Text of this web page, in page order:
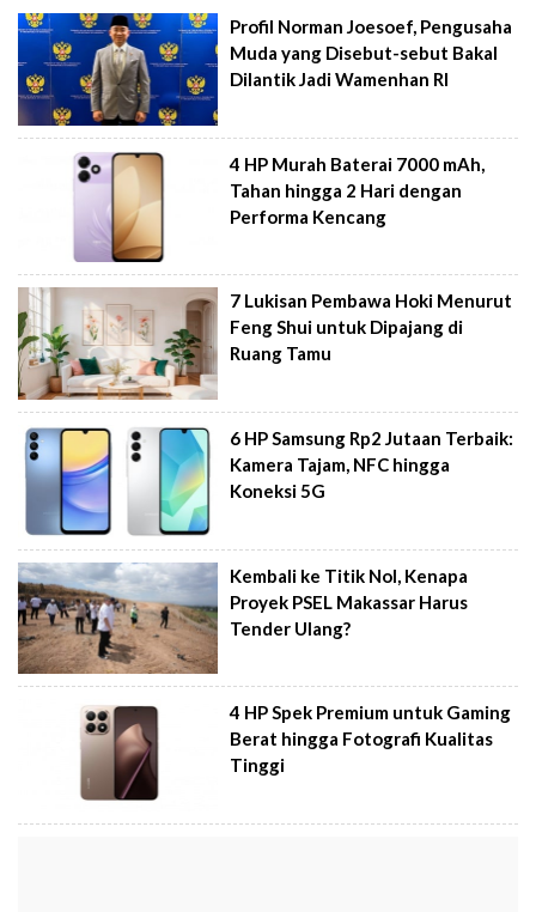
Profil Norman Joesoef, Pengusaha
Muda yang Disebut-sebut Bakal
Dilantik Jadi Wamenhan RI
4 HP Murah Baterai 7000 mAh,
Tahan hingga 2 Hari dengan
Performa Kencang
7 Lukisan Pembawa Hoki Menurut
Feng Shui untuk Dipajang di
Ruang Tamu
6 HP Samsung Rp2 Jutaan Terbaik:
Kamera Tajam, NFC hingga
Koneksi 5G
Kembali ke Titik Nol, Kenapa
Proyek PSEL Makassar Harus
Tender Ulang?
4 HP Spek Premium untuk Gaming
Berat hingga Fotografi Kualitas
Tinggi